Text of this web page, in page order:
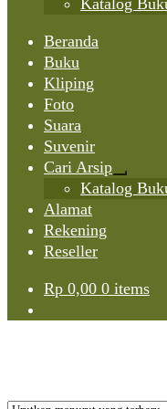
Katalog
Beranda
Buku
Kliping
Foto
Suara
Suvenir
Cari Arsip
Expand
child
Katalog
Alamat
Rekening
Reseller
Rp 0,00 0 items